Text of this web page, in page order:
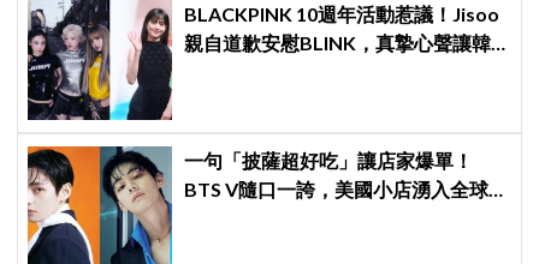
BLACKPINK 10週年活動惹議！Jisoo
親自道歉安慰BLINK，真摯心聲讓韓
一句「披薩超好吃」讓店家爆單！
BTS V隨口一誇，美國小店湧入全球